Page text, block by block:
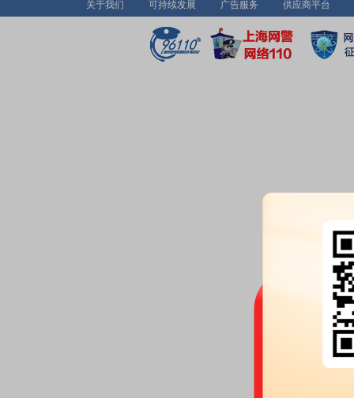
关于我们 可持续发展 广告服务 供应商平台